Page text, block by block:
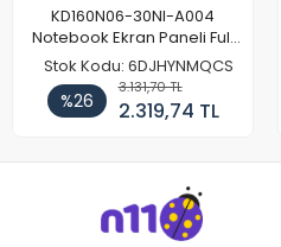
KD160N06-30NI-A004
Notebook Ekran Paneli Full
HD
Stok Kodu: 6DJHYNMQCS
%26
3.131,70 TL
2.319,74 TL